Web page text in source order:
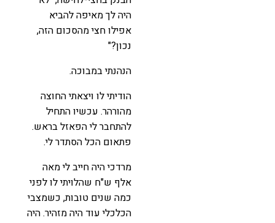
היה לך מאיפה להביא
אפילו חצי מהסכום הזה,
נכון?"
הנהנתי במבוכה.
הודיתי לו ויצאתי החוצה
מהורהר. עכשיו התחיל
להתחבר לי הפאזל בראש.
פתאום הכל הסתדר לי.
מרדכי היה חייב לי מאה
אלף ש"ח שהלויתי לו לפני
כמה שנים טובות, כשמצבי
הכלכלי עוד היה מזהיר. היה